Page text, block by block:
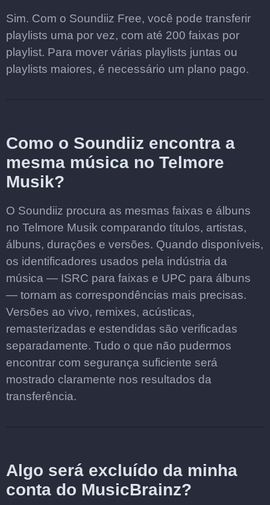
Sim. Com o Soundiiz Free, você pode transferir
playlists uma por vez, com até 200 faixas por
playlist. Para mover várias playlists juntas ou
playlists maiores, é necessário um plano pago.
Como o Soundiiz encontra a
mesma música no Telmore
Musik?
O Soundiiz procura as mesmas faixas e álbuns
no Telmore Musik comparando títulos, artistas,
álbuns, durações e versões. Quando disponíveis,
os identificadores usados pela indústria da
música — ISRC para faixas e UPC para álbuns
— tornam as correspondências mais precisas.
Versões ao vivo, remixes, acústicas,
remasterizadas e estendidas são verificadas
separadamente. Tudo o que não pudermos
encontrar com segurança suficiente será
mostrado claramente nos resultados da
transferência.
Algo será excluído da minha
conta do MusicBrainz?